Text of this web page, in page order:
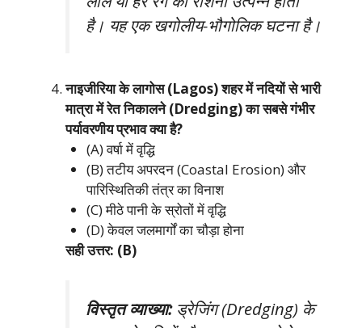
है। यह एक खगोलीय-भौगोलिक घटना है।
नाइजीरिया के लागोस (Lagos) शहर में नदियों से भारी
मात्रा में रेत निकालने (Dredging) का सबसे गंभीर
पर्यावरणीय प्रभाव क्या है?
(A) वर्षा में वृद्धि
(B) तटीय अपरदन (Coastal Erosion) और
पारिस्थितिकी तंत्र का विनाश
(C) मीठे पानी के स्रोतों में वृद्धि
(D) केवल जलमार्गों का चौड़ा होना
सही उत्तर: (B)
विस्तृत व्याख्या:ड्रेजिंग (Dredging) के